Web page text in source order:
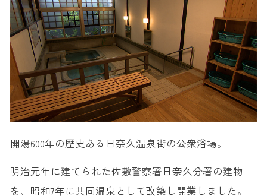
開湯600年の歴史ある日奈久温泉街の公衆浴場。
明治元年に建てられた佐敷警察署日奈久分署の建物
を、昭和7年に共同温泉として改築し開業しました。